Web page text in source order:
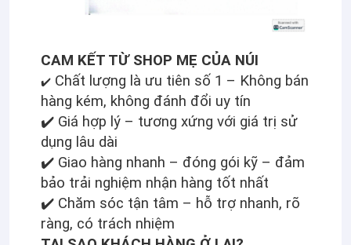
CAM KẾT TỪ SHOP MẸ CỦA NÚI
✔️ Chất lượng là ưu tiên số 1 – Không bán
hàng kém, không đánh đổi uy tín
✔️ Giá hợp lý – tương xứng với giá trị sử
dụng lâu dài
✔️ Giao hàng nhanh – đóng gói kỹ – đảm
bảo trải nghiệm nhận hàng tốt nhất
✔️ Chăm sóc tận tâm – hỗ trợ nhanh, rõ
ràng, có trách nhiệm